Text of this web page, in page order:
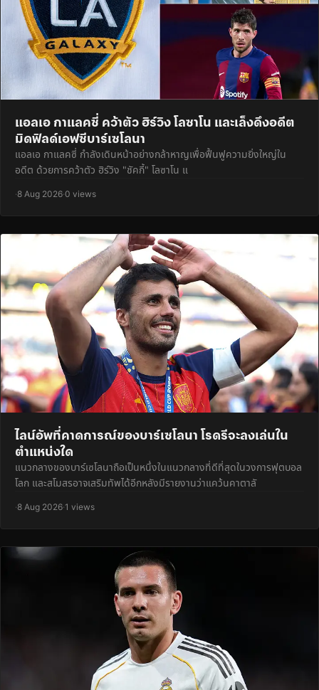
แอลเอ กาแลคซี่ คว้าตัว ฮิร์วิง โลซาโน และเล็งดึงอดีต
มิดฟิลด์เอฟซีบาร์เซโลนา
แอลเอ กาแลคซี่ กำลังเดินหน้าอย่างกล้าหาญเพื่อฟื้นฟูความยิ่งใหญ่ใน
อดีต ด้วยการคว้าตัว ฮิร์วิง "ชัคกี้" โลซาโน แ
·8 Aug 2026·0 views
ไลน์อัพที่คาดการณ์ของบาร์เซโลนา โรดรีจะลงเล่นใน
ตำแหน่งใด
แนวกลางของบาร์เซโลนาถือเป็นหนึ่งในแนวกลางที่ดีที่สุดในวงการฟุตบอล
โลก และสโมสรอาจเสริมทัพได้อีกหลังมีรายงานว่าแคว้นคาตาลั
·8 Aug 2026·1 views